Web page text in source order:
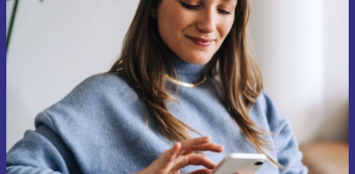
ušetři 400 Kč!
Už nikdy nepromeškej žádnou nabídku.
Chci voucher
Informace o použití osobních údajů najdeš v našich
Zásadách ochrany osobních údajů.